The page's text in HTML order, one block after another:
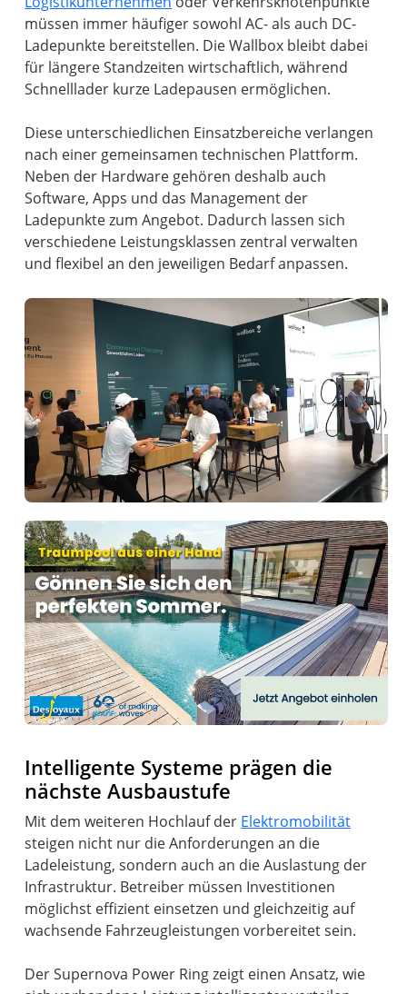
müssen immer häufiger sowohl AC- als auch DC-
Ladepunkte bereitstellen. Die Wallbox bleibt dabei
für längere Standzeiten wirtschaftlich, während
Schnelllader kurze Ladepausen ermöglichen.
Diese unterschiedlichen Einsatzbereiche verlangen
nach einer gemeinsamen technischen Plattform.
Neben der Hardware gehören deshalb auch
Software, Apps und das Management der
Ladepunkte zum Angebot. Dadurch lassen sich
verschiedene Leistungsklassen zentral verwalten
und flexibel an den jeweiligen Bedarf anpassen.
Anzeige
Intelligente Systeme prägen die
nächste Ausbaustufe
Mit dem weiteren Hochlauf der Elektromobilität
steigen nicht nur die Anforderungen an die
Ladeleistung, sondern auch an die Auslastung der
Infrastruktur. Betreiber müssen Investitionen
möglichst effizient einsetzen und gleichzeitig auf
wachsende Fahrzeugleistungen vorbereitet sein.
Der Supernova Power Ring zeigt einen Ansatz, wie